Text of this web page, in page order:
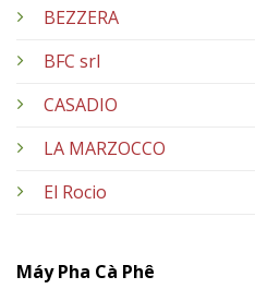
BEZZERA
BFC srl
CASADIO
LA MARZOCCO
El Rocio
Máy Pha Cà Phê